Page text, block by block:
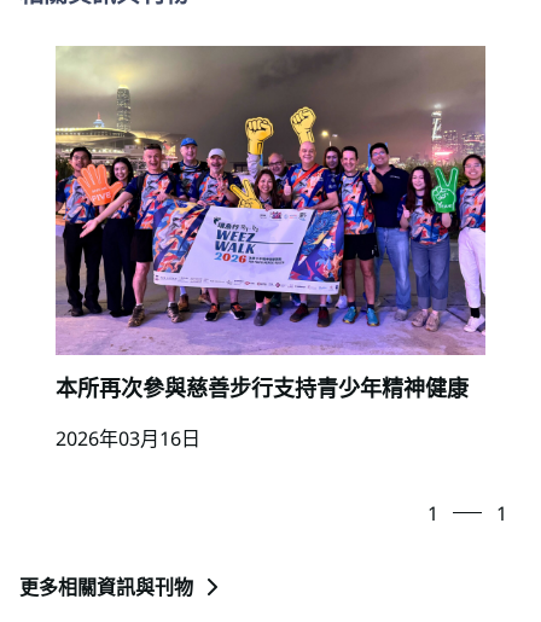
本所再次參與慈善步行支持青少年精神健康
2026年03月16日
更多相關資訊與刊物
1 1